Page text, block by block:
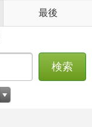
最後
検索